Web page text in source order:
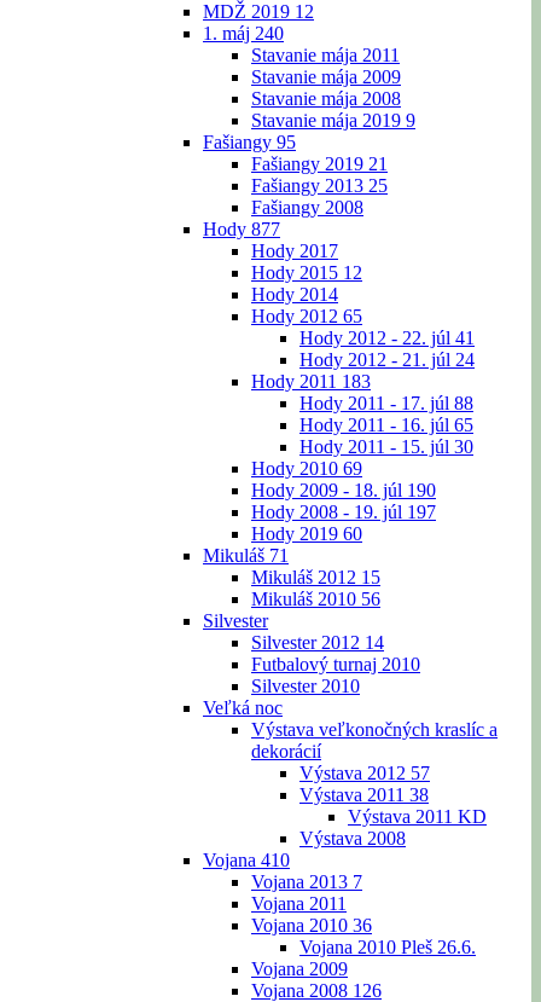
MDŽ 2019 12
1. máj 240
Stavanie mája 2011
Stavanie mája 2009
Stavanie mája 2008
Stavanie mája 2019 9
Fašiangy 95
Fašiangy 2019 21
Fašiangy 2013 25
Fašiangy 2008
Hody 877
Hody 2017
Hody 2015 12
Hody 2014
Hody 2012 65
Hody 2012 - 22. júl 41
Hody 2012 - 21. júl 24
Hody 2011 183
Hody 2011 - 17. júl 88
Hody 2011 - 16. júl 65
Hody 2011 - 15. júl 30
Hody 2010 69
Hody 2009 - 18. júl 190
Hody 2008 - 19. júl 197
Hody 2019 60
Mikuláš 71
Mikuláš 2012 15
Mikuláš 2010 56
Silvester
Silvester 2012 14
Futbalový turnaj 2010
Silvester 2010
Veľká noc
Výstava veľkonočných kraslíc a
dekorácií
Výstava 2012 57
Výstava 2011 38
Výstava 2011 KD
Výstava 2008
Vojana 410
Vojana 2013 7
Vojana 2011
Vojana 2010 36
Vojana 2010 Pleš 26.6.
Vojana 2009
Vojana 2008 126